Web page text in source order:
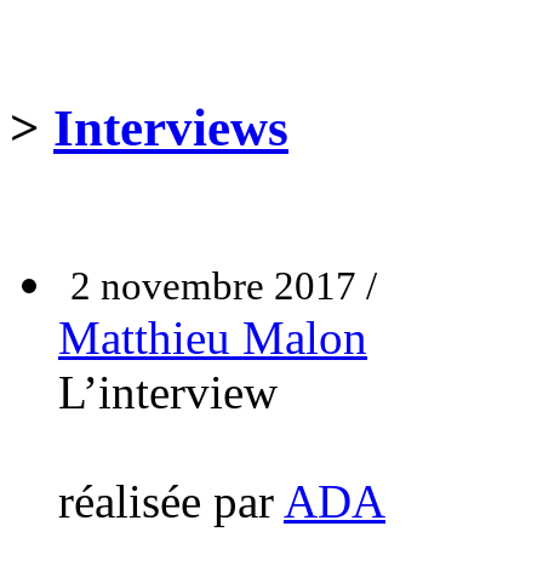
> Interviews
2 novembre 2017 /
Matthieu Malon
L’interview
réalisée par ADA